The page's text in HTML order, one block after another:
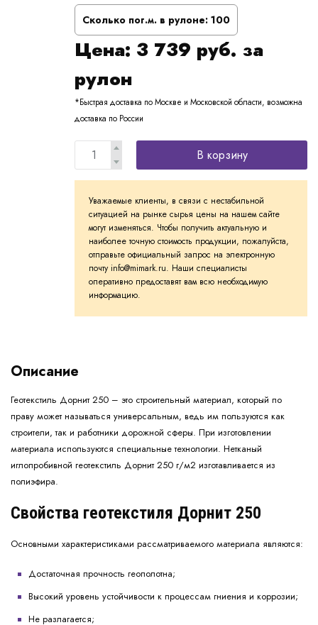
Сколько пог.м. в рулоне: 100
Цена: 3 739 руб. за
рулон
*Быстрая доставка по Москве и Московской области, возможна
доставка по России
В корзину
Уважаемые клиенты, в связи с нестабильной
ситуацией на рынке сырья цены на нашем сайте
могут изменяться. Чтобы получить актуальную и
наиболее точную стоимость продукции, пожалуйста,
отправьте официальный запрос на электронную
почту info@mimark.ru. Наши специалисты
оперативно предоставят вам всю необходимую
информацию.
Описание
Геотекстиль Дорнит 250 – это строительный материал, который по
праву может называться универсальным, ведь им пользуются как
строители, так и работники дорожной сферы. При изготовлении
материала используются специальные технологии. Нетканый
иглопробивной геотекстиль Дорнит 250 г/м2 изготавливается из
полиэфира.
Свойства геотекстиля Дорнит 250
Основными характеристиками рассматриваемого материала являются:
Достаточная прочность геополотна;
Высокий уровень устойчивости к процессам гниения и коррозии;
Не разлагается;